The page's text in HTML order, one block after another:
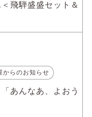
飛騨盛盛セット＆
らのお知らせ
あんなあ、よおう